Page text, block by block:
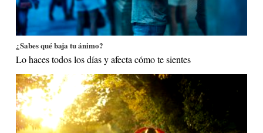
¿Sabes qué baja tu ánimo?
Lo haces todos los días y afecta cómo te sientes